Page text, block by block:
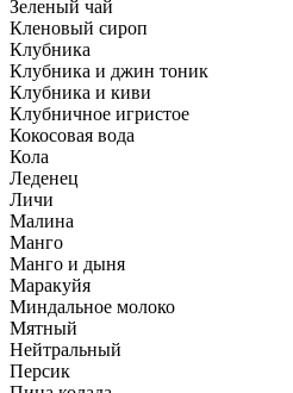
Зеленый чай
Кленовый сироп
Клубника
Клубника и джин тоник
Клубника и киви
Клубничное игристое
Кокосовая вода
Кола
Леденец
Личи
Малина
Манго
Манго и дыня
Маракуйя
Миндальное молоко
Мятный
Нейтральный
Персик